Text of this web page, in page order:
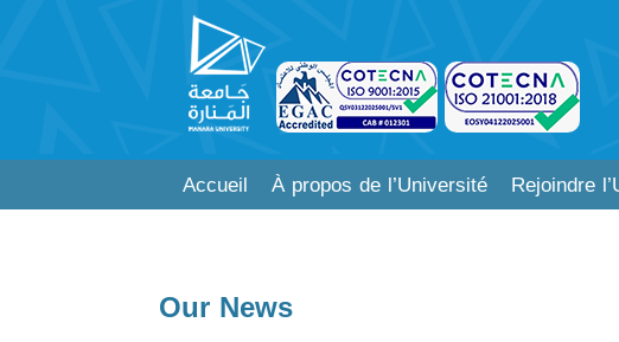
Accueil À propos de l’Université Rejoindre
Our News